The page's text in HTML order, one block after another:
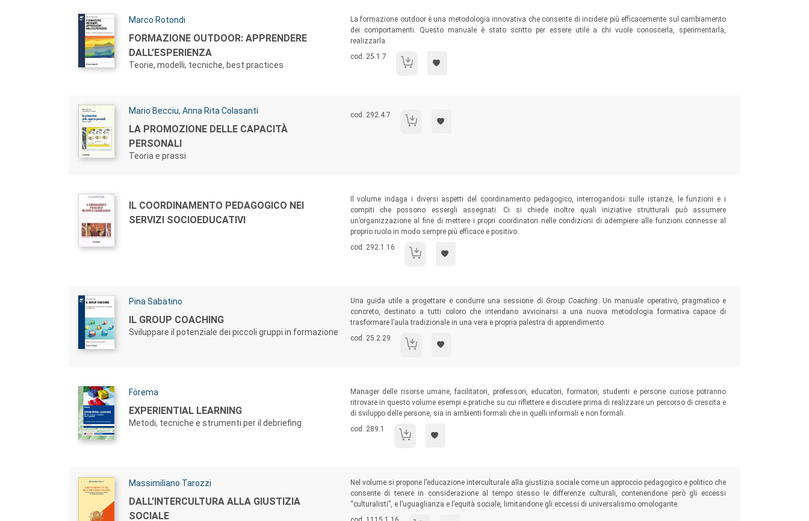
Autori:
Marco Rotondi
Titolo:
FORMAZIONE OUTDOOR: APPRENDERE
DALL'ESPERIENZA
Teorie, modelli, tecniche, best practices
Sommario:
La formazione outdoor è una metodologia innovativa che consente di incidere più efficacemente sul cambiamento
dei comportamenti. Questo manuale è stato scritto per essere utile a chi vuole conoscerla, sperimentarla,
realizzarla
Codice libro:
cod. 25.1.7 Formazione outdoor: apprendere dall'esperienza
Autori:
Mario Becciu, Anna Rita Colasanti
Titolo:
LA PROMOZIONE DELLE CAPACITÀ
PERSONALI
Teoria e prassi
Codice libro:
cod. 292.4.7 La promozione delle capacità personali
Autori:
Titolo:
IL COORDINAMENTO PEDAGOGICO NEI
SERVIZI SOCIOEDUCATIVI
Sommario:
Il volume indaga i diversi aspetti del coordinamento pedagogico, interrogandosi sulle istanze, le funzioni e i
compiti che possono essergli assegnati. Ci si chiede inoltre quali iniziative strutturali può assumere
un’organizzazione al fine di mettere i propri coordinatori nelle condizioni di adempiere alle funzioni connesse al
proprio ruolo in modo sempre più efficace e positivo.
Codice libro:
cod. 292.1.16 Il coordinamento pedagogico nei servizi socioeducativi
Autori:
Pina Sabatino
Titolo:
IL GROUP COACHING
Sviluppare il potenziale dei piccoli gruppi in formazione
Sommario:
Una guida utile a progettare e condurre una sessione di Group Coaching. Un manuale operativo, pragmatico e
concreto, destinato a tutti coloro che intendano avvicinarsi a una nuova metodologia formativa capace di
trasformare l’aula tradizionale in una vera e propria palestra di apprendimento.
Codice libro:
cod. 25.2.29 Il Group Coaching
Autori:
Fòrema
Titolo:
EXPERIENTIAL LEARNING
Metodi, tecniche e strumenti per il debriefing
Sommario:
Manager delle risorse umane, facilitatori, professori, educatori, formatori, studenti e persone curiose potranno
ritrovare in questo volume esempi e pratiche su cui riflettere e discutere prima di realizzare un percorso di crescita e
di sviluppo delle persone, sia in ambienti formali che in quelli informali e non formali.
Codice libro:
cod. 289.1 Experiential learning
Autori:
Massimiliano Tarozzi
Titolo:
DALL'INTERCULTURA ALLA GIUSTIZIA
SOCIALE
Sommario:
Nel volume si propone l’educazione interculturale alla giustizia sociale come un approccio pedagogico e politico che
consente di tenere in considerazione al tempo stesso le differenze culturali, contenendone però gli eccessi
“culturalisti”, e l’uguaglianza e l’equità sociale, limitandone gli eccessi di universalismo omologante.
Codice libro: